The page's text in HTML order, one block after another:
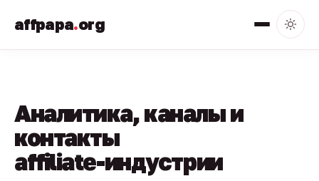
affpapa.org
Аналитика, каналы и
контакты
affiliate-индустрии